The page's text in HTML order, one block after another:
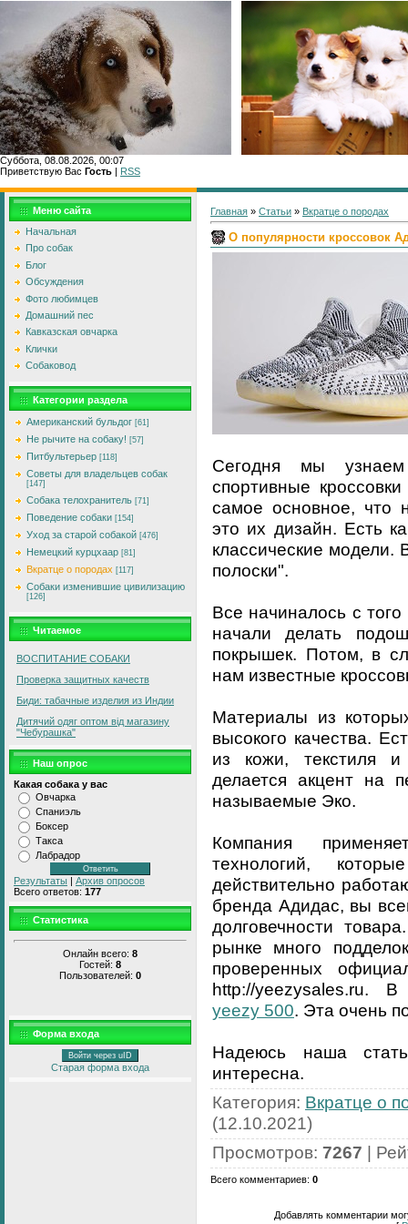
Суббота, 08.08.2026, 00:07
Приветствую Вас Гость | RSS
Меню сайта
Начальная
Про собак
Блог
Обсуждения
Фото любимцев
Домашний пес
Кавказская овчарка
Клички
Собаковод
Категории раздела
Американский бульдог [61]
Не рычите на собаку! [57]
Питбультерьер [118]
Советы для владельцев собак
[147]
Собака телохранитель [71]
Поведение собаки [154]
Уход за старой собакой [476]
Немецкий курцхаар [81]
Вкратце о породах [117]
Собаки изменившие цивилизацию
[126]
Читаемое
ВОСПИТАНИЕ СОБАКИ
Проверка защитных качеств
Биди: табачные изделия из Индии
Дитячий одяг оптом від магазину
"Чебурашка"
Наш опрос
Какая собака у вас
Овчарка
Спаниэль
Боксер
Такса
Лабрадор
Результаты | Архив опросов
Всего ответов: 177
Статистика
Онлайн всего: 8
Гостей: 8
Пользователей: 0
Форма входа
Войти через uID
Старая форма входа
Главная » Статьи » Вкратце о породах
О популярности кроссовок
Сегодня мы
спортивные
самое основное, что
это их дизайн. Есть
классические модели.
полоски".
Все начиналось с
начали делать
покрышек. Потом, в
нам известные
Материалы из
высокого качества.
из кожи, текстиля
делается акцент на
называемые Эко.
Компания
технологий,
действительно
бренда Адидас, вы
долговечности
рынке много
проверенных
http://yeezysales.ru.
yeezy 500. Эта очень
Надеюсь наша
интересна.
Категория: Вкратце о
(12.10.2021)
Просмотров: 7267 |
Всего комментариев: 0
Добавлять комментарии